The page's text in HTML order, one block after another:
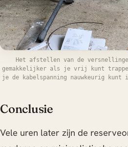
Het afstellen van de
gemakkelijker als je vrij kunt
je de kabelspanning nauwkeurig kunt
Conclusie
Vele uren later zijn de